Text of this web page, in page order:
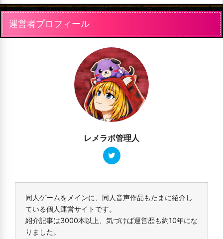
運営者プロフィール
レメラボ管理人
同人ゲームをメインに、同人音声作品もたまに紹介し
ている個人運営サイトです。
紹介記事は3000本以上、気づけば運営歴も約10年にな
りました。